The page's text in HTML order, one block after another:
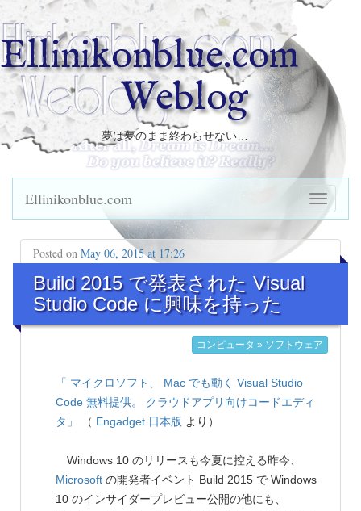
Ellinikonblue.com
Weblog
夢は夢のまま終わらせない…
Ellinikonblue.com
Posted on May 06, 2015 at 17:26
Build 2015 で発表された Visual
Studio Code に興味を持った
コンピュータ » ソフトウェア
「 マイクロソフト、 Mac でも動く Visual Studio
Code 無料提供。 クラウドアプリ向けコードエディ
タ」
（ Engadget 日本版 より）
Windows 10 のリリースも今夏に控える昨今、
Microsoft の開発者イベント Build 2015 で Windows
10 のインサイダープレビュー公開の他にも、